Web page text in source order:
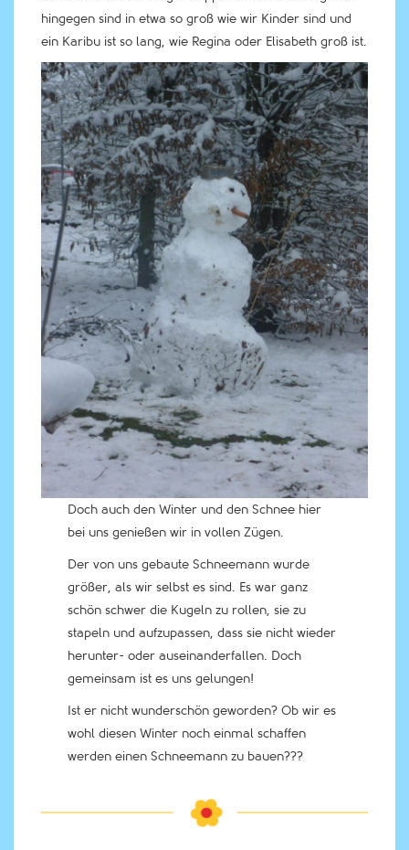
hingegen sind in etwa so groß wie wir Kinder sind und
ein Karibu ist so lang, wie Regina oder Elisabeth groß ist.
Doch auch den Winter und den Schnee hier
bei uns genießen wir in vollen Zügen.
Der von uns gebaute Schneemann wurde
größer, als wir selbst es sind. Es war ganz
schön schwer die Kugeln zu rollen, sie zu
stapeln und aufzupassen, dass sie nicht wieder
herunter- oder auseinanderfallen. Doch
gemeinsam ist es uns gelungen!
Ist er nicht wunderschön geworden? Ob wir es
wohl diesen Winter noch einmal schaffen
werden einen Schneemann zu bauen???